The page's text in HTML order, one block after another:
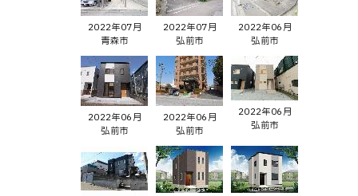
2022年07月
青森市
2022年07月
弘前市
2022年06月
弘前市
2022年06月
弘前市
2022年06月
弘前市
2022年06月
弘前市